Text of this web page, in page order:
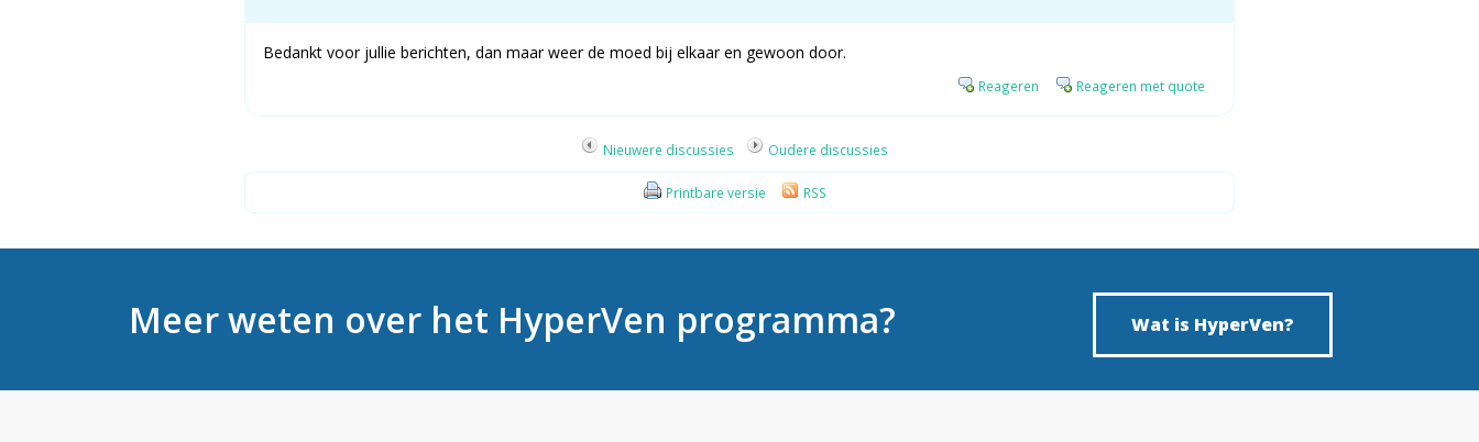
Bedankt voor jullie berichten, dan maar weer de moed bij elkaar en gewoon door.
Reageren Reageren met quote
Nieuwere discussies Oudere discussies
Printbare versie RSS
Meer weten over het HyperVen programma? Wat is HyperVen?